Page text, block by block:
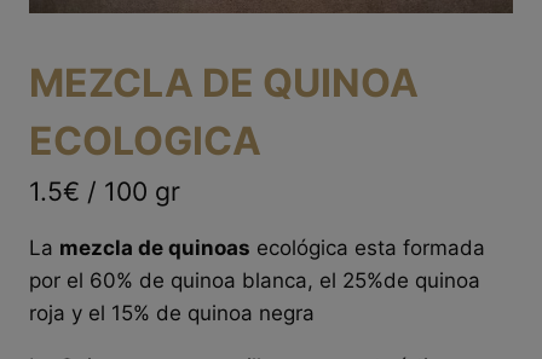
MEZCLA DE QUINOA
ECOLOGICA
1.5€ / 100 gr
La mezcla de quinoas ecológica esta formada
por el 60% de quinoa blanca, el 25%de quinoa
roja y el 15% de quinoa negra